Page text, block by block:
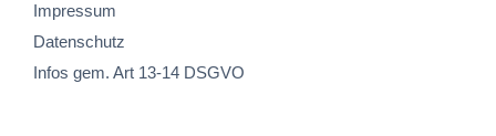
Impressum
Datenschutz
Infos gem. Art 13-14 DSGVO